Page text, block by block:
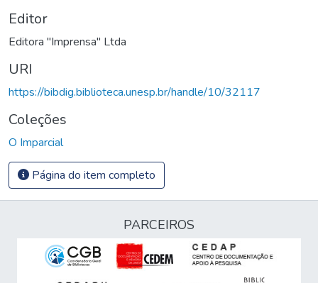
Editor
Editora "Imprensa" Ltda
URI
https://bibdig.biblioteca.unesp.br/handle/10/32117
Coleções
O Imparcial
Página do item completo
PARCEIROS